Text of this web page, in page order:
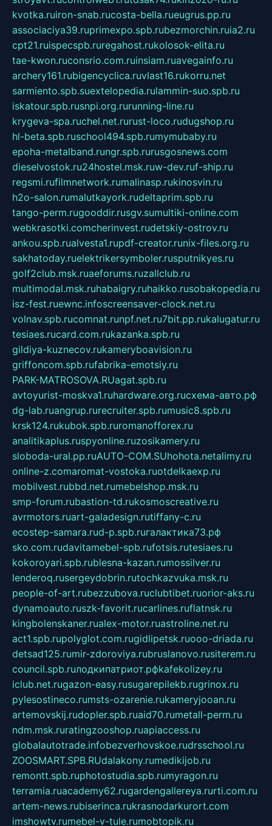
kvotka.ruiron-snab.rucosta-bella.rueugrus.pp.ru
associaciya39.ruprimexpo.spb.rubezmorchin.ruia2.ru
cpt21.ruispecspb.ruregahost.rukolosok-elita.ru
tae-kwon.ruconsrio.com.ruinsiam.ruavegainfo.ru
archery161.rubigencyclica.ruvlast16.rukorru.net
sarmiento.spb.suextelopedia.rulammin-suo.spb.ru
iskatour.spb.rusnpi.org.rurunning-line.ru
krygeva-spa.ruchel.net.rurust-loco.rudugshop.ru
hl-beta.spb.ruschool494.spb.rumymubaby.ru
epoha-metalband.rungr.spb.rurusgosnews.com
dieselvostok.ru24hostel.msk.ruw-dev.ruf-ship.ru
regsmi.rufilmnetwork.rumalinasp.rukinosvin.ru
h2o-salon.rumalutkayork.rudeltaprim.spb.ru
tango-perm.rugooddir.rusgv.sumultiki-online.com
webkrasotki.comcherinvest.rudetskiy-ostrov.ru
ankou.spb.rualvesta1.rupdf-creator.runix-files.org.ru
sakhatoday.ruelektrikersymboler.rusputnikyes.ru
golf2club.msk.ruaeforums.ruzallclub.ru
multimodal.msk.ruhabaigry.ruhaikko.rusobakopedia.ru
isz-fest.ruewnc.infoscreensaver-clock.net.ru
volnav.spb.rucomnat.runpf.net.ru7bit.pp.rukalugatur.ru
tesiaes.rucard.com.rukazanka.spb.ru
gildiya-kuznecov.rukameryboavision.ru
griffoncom.spb.rufabrika-emotsiy.ru
PARK-MATROSOVA.RUagat.spb.ru
avtoyurist-moskva1.ruhardware.org.ruсхема-авто.рф
dg-lab.ruangrup.rurecruiter.spb.rumusic8.spb.ru
krsk124.rukubok.spb.ruromanofforex.ru
analitikaplus.ruspyonline.ruzosikamery.ru
sloboda-ural.pp.ruAUTO-COM.SUhohota.netalimy.ru
online-z.comaromat-vostoka.ruotdelkaexp.ru
mobilvest.rubbd.net.rumebelshop.msk.ru
smp-forum.rubastion-td.rukosmoscreative.ru
avrmotors.ruart-galadesign.rutiffany-c.ru
ecostep-samara.rud-p.spb.ruгалактика73.рф
sko.com.rudavitamebel-spb.rufotsis.rutesiaes.ru
kokoroyari.spb.rublesna-kazan.rumossilver.ru
lenderoq.rusergeydobrin.rutochkazvuka.msk.ru
people-of-art.rubezzubova.ruclubtibet.ruorior-aks.ru
dynamoauto.ruszk-favorit.rucarlines.ruflatnsk.ru
kingbolenskaner.rualex-motor.ruastroline.net.ru
act1.spb.rupolyglot.com.rugidlipetsk.ruooo-driada.ru
detsad125.rumir-zdoroviya.rubruslanovo.rusiterem.ru
council.spb.ruлодкипатриот.рфkafekolizey.ru
iclub.net.rugazon-easy.rusugarepilekb.rugrinox.ru
pylesostineco.rumsts-ozarenie.rukameryjooan.ru
artemovskij.rudopler.spb.ruaid70.rumetall-perm.ru
ndm.msk.ruratingzooshop.ruapiaccess.ru
globalautotrade.infobezverhovskoe.rudrsschool.ru
ZOOSMART.SPB.RUdalakony.rumedikijob.ru
remontt.spb.ruphotostudia.spb.rumyragon.ru
terramia.ruacademy62.rugardengallereya.rurti.com.ru
artem-news.rubiserinca.rukrasnodarkurort.com
imshowtv.rumebel-v-tule.rumobtopik.ru